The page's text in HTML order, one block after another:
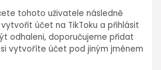
tohoto uživatele následně
účet na TikToku a přihlásit
odhaleni, doporučujeme přidat
vytvoříte účet pod jiným jménem